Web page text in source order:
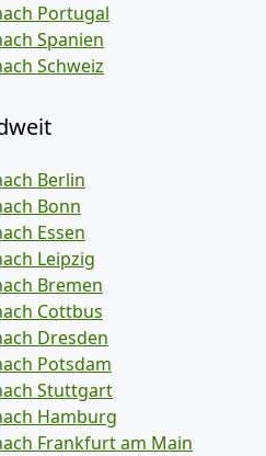
Portugal
Spanien
Schweiz
Berlin
Bonn
Essen
Leipzig
Bremen
Cottbus
Dresden
Potsdam
Stuttgart
Hamburg
Frankfurt am Main